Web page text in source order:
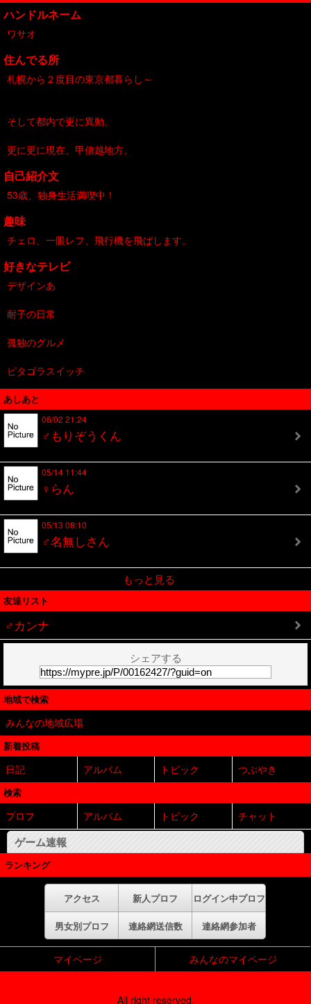
ハンドルネーム
ワサオ
住んでる所
札幌から２度目の東京都暮らし～
そして都内で更に異動。
更に更に現在、甲信越地方。
自己紹介文
53歳、独身生活満喫中！
趣味
チェロ、一眼レフ、飛行機を飛ばします。
好きなテレビ
デザインあ
耐子の日常
孤独のグルメ
ピタゴラスイッチ
あしあと
06/02 21:24
♂もりぞうくん
05/14 11:44
♀らん
05/13 08:10
♂名無しさん
もっと見る
友達リスト
♂カンナ
シェアする
地域で検索
みんなの地域広場
新着投稿
日記 アルバム トピック つぶやき
検索
プロフ アルバム トピック チャット
ゲーム速報
ランキング
アクセス 新人プロフ ログイン中プロフ
男女別プロフ 連絡網送信数 連絡網参加者
マイページ
みんなのマイページ
All right reserved.